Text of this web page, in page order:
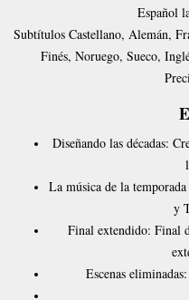
Español
Subtítulos Castellano, Alemán,
Finés, Noruego, Sueco,
Diseñando las décadas:
La música de la
y
Final extendido: Final
Escenas